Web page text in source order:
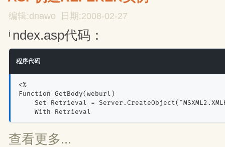
编辑:dnawo 日期:2008-02-27
i ndex.asp代码：
程序代码
<%
Function GetBody(weburl)
Set Retrieval =
With Retrieval
查看更多...